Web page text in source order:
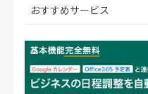
おすすめサービス